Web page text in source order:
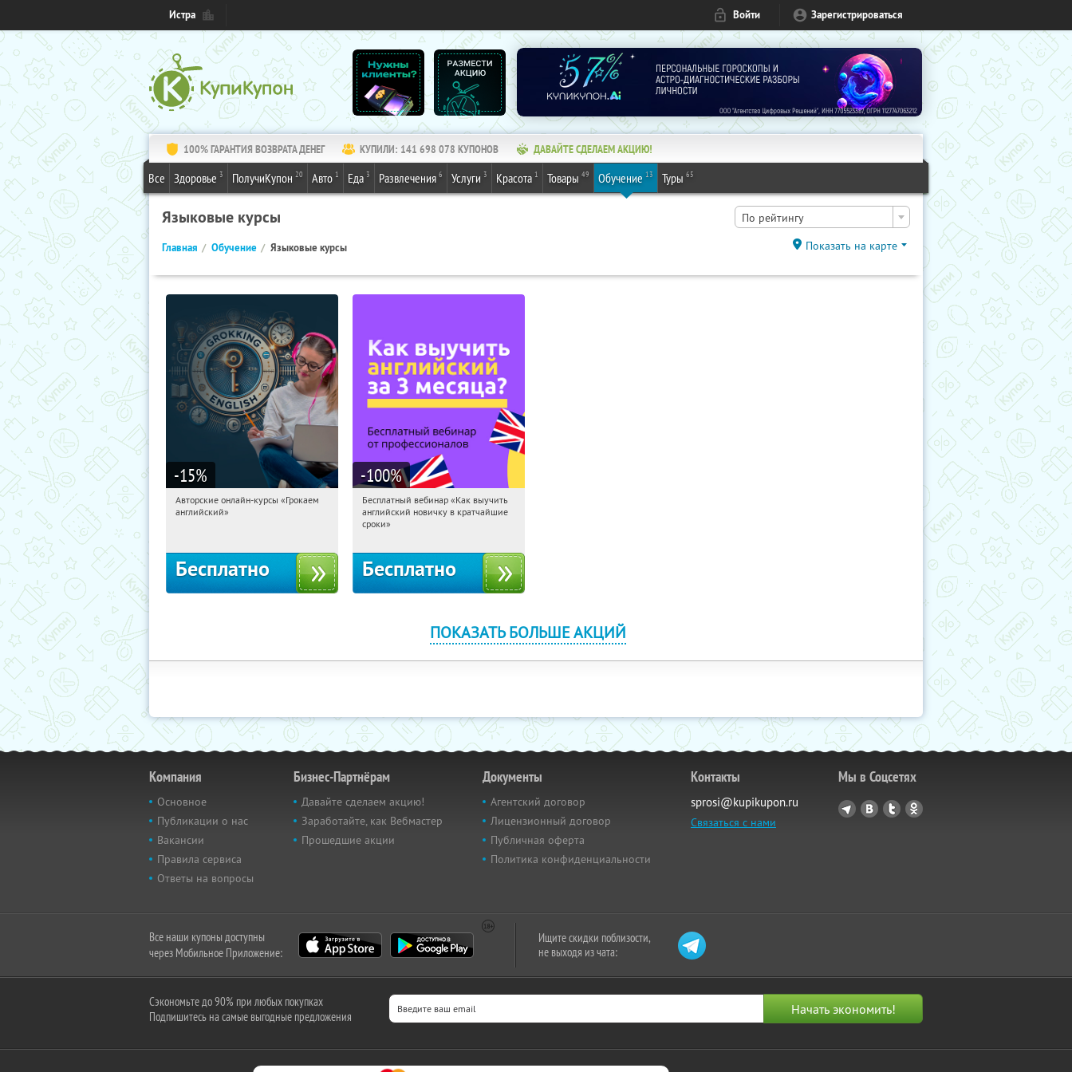
Истра Войти Зарегистрироваться
100% ГАРАНТИЯ ВОЗВРАТА ДЕНЕГ КУПИЛИ: 141 698 078 КУПОНОВ ДАВАЙТЕ СДЕЛАЕМ АКЦИЮ!
Все Здоровье 3 ПолучиКупон 20 Авто 1 Еда 3 Развлечения 6 Услуги 3 Красота 1 Товары 49 Обучение 13 Туры 65
Языковые курсы По рейтингу
Главная Обучение Языковые курсы Показать на карте
-15%
11:15:04 Получили:
Авторские онлайн-курсы «Грокаем
английский»
Бесплатно
-100%
11:15:04 Получили:16
Россия
Бесплатный вебинар «Как выучить
английский новичку в кратчайшие
сроки»
Бесплатно
ПОКАЗАТЬ БОЛЬШЕ АКЦИЙ
Компания
Основное
Публикации о нас
Вакансии
Правила сервиса
Ответы на вопросы
Бизнес-Партнёрам
Давайте сделаем акцию!
Заработайте, как Вебмастер
Прошедшие акции
Документы
Агентский договор
Лицензионный договор
Публичная оферта
Политика конфиденциальности
Контакты
sprosi@kupikupon.ru
Связаться с нами
Мы в Соцсетях
Все наши купоны доступны
через Мобильное Приложение:
Ищите скидки поблизости,
не выходя из чата:
Сэкономьте до 90% при любых покупках
Подпишитесь на самые выгодные предложения